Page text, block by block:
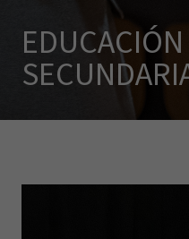
EDUCACIÓN